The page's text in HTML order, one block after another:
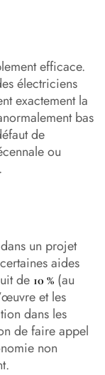
efficace.
électriciens
exactement la
bas
de
ou
un projet
aides
de 10 % (au
et les
dans les
de faire appel
non